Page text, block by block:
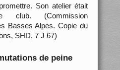
Son atelier était
(Commission
Basses Alpes. Copie du
SHD, 7 J 67)
de peine